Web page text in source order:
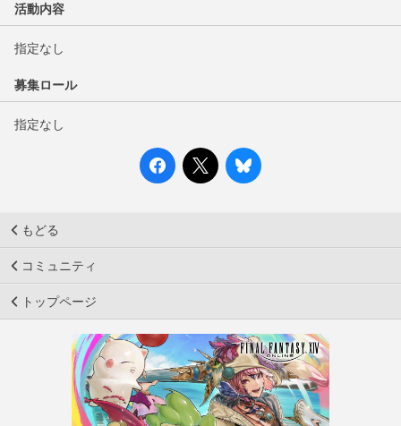
活動内容
指定なし
募集ロール
指定なし
もどる
コミュニティ
トップページ